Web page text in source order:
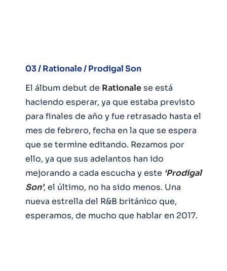
03 / Rationale / Prodigal Son
El álbum debut de Rationalese está
haciendo esperar, ya que estaba previsto
para finales de año y fue retrasado hasta el
mes de febrero, fecha en la que se espera
que se termine editando. Rezamos por
ello, ya que sus adelantos han ido
mejorando a cada escucha y este ‘Prodigal
Son’, el último, no ha sido menos. Una
nueva estrella del R&B británico que,
esperamos, de mucho que hablar en 2017.